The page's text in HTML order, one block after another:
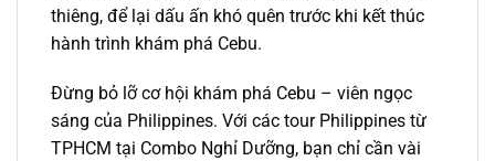
thiêng, để lại dấu ấn khó quên trước khi kết thúc
hành trình khám phá Cebu.
Đừng bỏ lỡ cơ hội khám phá Cebu – viên ngọc
sáng của Philippines. Với các tour Philippines từ
TPHCM tại Combo Nghỉ Dưỡng, bạn chỉ cần vài